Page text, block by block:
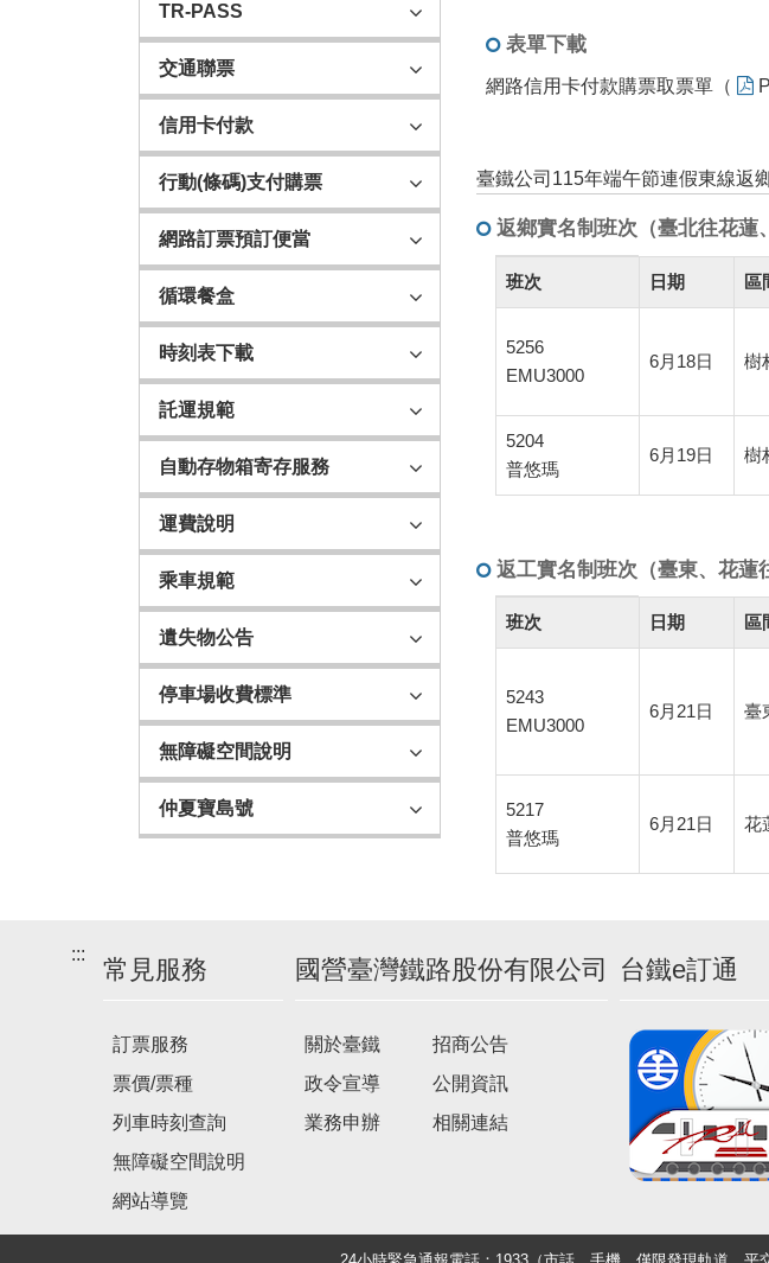
TR-PASS
交通聯票
信用卡付款
行動(條碼)支付購票
網路訂票預訂便當
循環餐盒
時刻表下載
託運規範
自動存物箱寄存服務
運費說明
乘車規範
遺失物公告
停車場收費標準
無障礙空間說明
仲夏寶島號
表單下載
網路信用卡付款購票取票單（
臺鐵公司115年端午節連假東線返
返鄉實名制班次（臺北往花蓮
鄉
名
制
班
次
（臺
北
蓮、
臺
班次 日期 區
5256
EMU3000
6月18日 樹
5204
普悠瑪
6月19日 樹
返工實名制班次（臺東、花蓮
工
名
制
次
（臺
東、
北）
班次 日期 區
5243
EMU3000
6月21日 臺
5217
普悠瑪
6月21日 花
:::
常見服務
訂票服務
票價/票種
列車時刻查詢
無障礙空間說明
網站導覽
國營臺灣鐵路股份有限公司
關於臺鐵
政令宣導
業務申辦
招商公告
公開資訊
相關連結
台鐵e訂通